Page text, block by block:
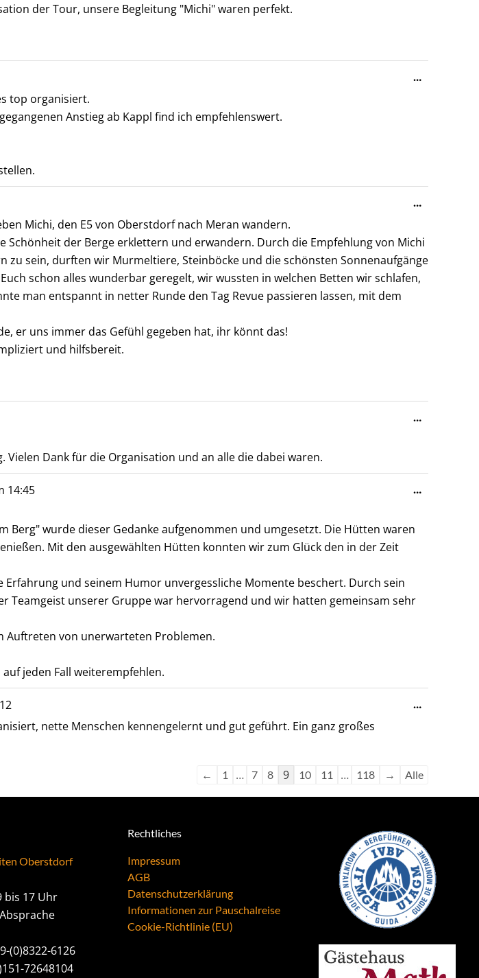
der Tour, unsere Begleitung "Michi" waren perfekt.
top organisiert.
Anstieg ab Kappl find ich empfehlenswert.
…
Michi, den E5 von Oberstdorf nach Meran wandern.
der Berge erklettern und erwandern. Durch die Empfehlung von Michi
sein, durften wir Murmeltiere, Steinböcke und die schönsten Sonnenaufgänge
schon alles wunderbar geregelt, wir wussten in welchen Betten wir schlafen,
man entspannt in netter Runde den Tag Revue passieren lassen, mit dem
er uns immer das Gefühl gegeben hat, ihr könnt das!
und hilfsbereit.
…
Dank für die Organisation und an alle die dabei waren.
…
14:45
Berg" wurde dieser Gedanke aufgenommen und umgesetzt. Die Hütten waren
Mit den ausgewählten Hütten konnten wir zum Glück den in der Zeit
und seinem Humor unvergessliche Momente beschert. Durch sein
Teamgeist unserer Gruppe war hervorragend und wir hatten gemeinsam sehr
Auftreten von unerwarteten Problemen.
jeden Fall weiterempfehlen.
…
nette Menschen kennengelernt und gut geführt. Ein ganz großes
…
← 1 … 7 8 9 10 11 … 118 → Alle
Oberstdorf
17 Uhr
(0)8322-6126
72648104
Rechtliches
Impressum
AGB
Datenschutzerklärung
Informationen zur Pauschalreise
Cookie-Richtlinie (EU)